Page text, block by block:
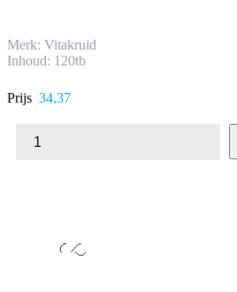
Merk: Vitakruid
Inhoud: 120tb
Prijs 34,37